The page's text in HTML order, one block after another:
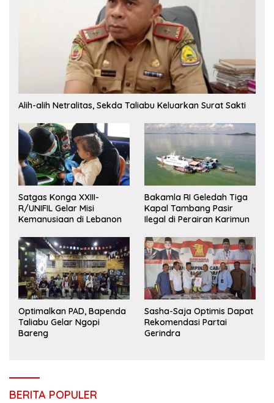
Alih-alih Netralitas, Sekda Taliabu Keluarkan Surat Sakti
Satgas Konga XXIII-
R/UNIFIL Gelar Misi
Kemanusiaan di Lebanon
Bakamla RI Geledah Tiga
Kapal Tambang Pasir
Ilegal di Perairan Karimun
Optimalkan PAD, Bapenda
Taliabu Gelar Ngopi
Bareng
Sasha-Saja Optimis Dapat
Rekomendasi Partai
Gerindra
BERITA POPULER